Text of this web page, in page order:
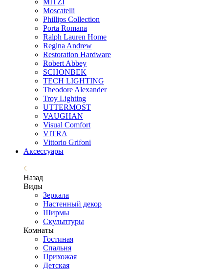
MITZI
Moscatelli
Phillips Collection
Porta Romana
Ralph Lauren Home
Regina Andrew
Restoration Hardware
Robert Abbey
SCHONBEK
TECH LIGHTING
Theodore Alexander
Troy Lighting
UTTERMOST
VAUGHAN
Visual Comfort
VITRA
Vittorio Grifoni
Аксессуары
Назад
Виды
Зеркала
Настенный декор
Ширмы
Скульптуры
Комнаты
Гостиная
Спальня
Прихожая
Детская